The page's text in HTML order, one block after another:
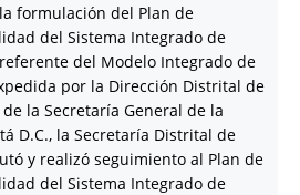
formulación del Plan de
del Sistema Integrado de
del Modelo Integrado de
por la Dirección Distrital de
la Secretaría General de la
D.C., la Secretaría Distrital de
y realizó seguimiento al Plan de
del Sistema Integrado de